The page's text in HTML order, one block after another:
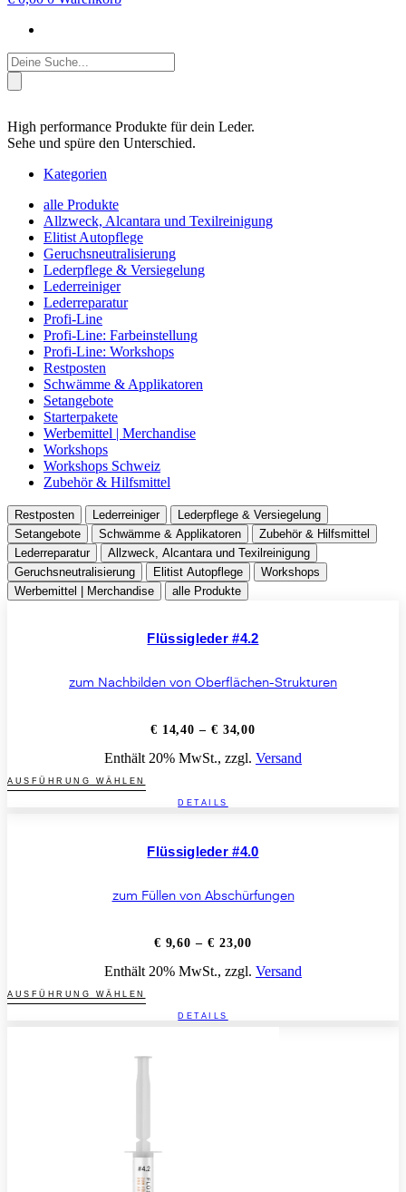
Products
search
High performance Produkte für dein Leder.
Sehe und spüre den Unterschied.
Kategorien
alle Produkte
Allzweck, Alcantara und Texilreinigung
Elitist Autopflege
Geruchsneutralisierung
Lederpflege & Versiegelung
Lederreiniger
Lederreparatur
Profi-Line
Profi-Line: Farbeinstellung
Profi-Line: Workshops
Restposten
Schwämme & Applikatoren
Setangebote
Starterpakete
Werbemittel | Merchandise
Workshops
Workshops Schweiz
Zubehör & Hilfsmittel
Restposten Lederreiniger
Lederpflege & Versiegelung
Setangebote
Schwämme & Applikatoren
Zubehör & Hilfsmittel
Lederreparatur
Allzweck, Alcantara und Texilreinigung
Geruchsneutralisierung
Elitist Autopflege
Workshops
Werbemittel | Merchandise
alle Produkte
Flüssigleder #4.2
zum Nachbilden von Oberflächen-Strukturen
€ 14,40 – € 34,00
bis
Enthält 20% MwSt., zzgl. Versand
AUSFÜHRUNG WÄHLEN
Produkt
Varianten
auf.
Optionen
der
gewählt
DETAILS
Flüssigleder #4.0
zum Füllen von Abschürfungen
€ 9,60 – € 23,00
bis
Enthält 20% MwSt., zzgl. Versand
AUSFÜHRUNG WÄHLEN
Produkt
Varianten
auf
der
Produktseite
gewählt
DETAILS